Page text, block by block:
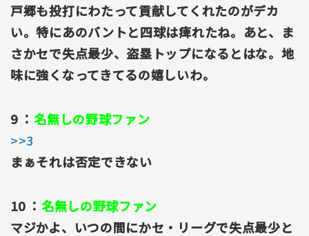
戸郷も投打にわたって貢献してくれたのがデカ
い。特にあのバントと四球は痺れたね。あと、ま
さかセで失点最少、盗塁トップになるとはな。地
味に強くなってきてるの嬉しいわ。
9 ：名無しの野球ファン
>>3
まぁそれは否定できない
10 ： 名無しの野球ファン
マジかよ、いつの間にかセ・リーグで失点最少と